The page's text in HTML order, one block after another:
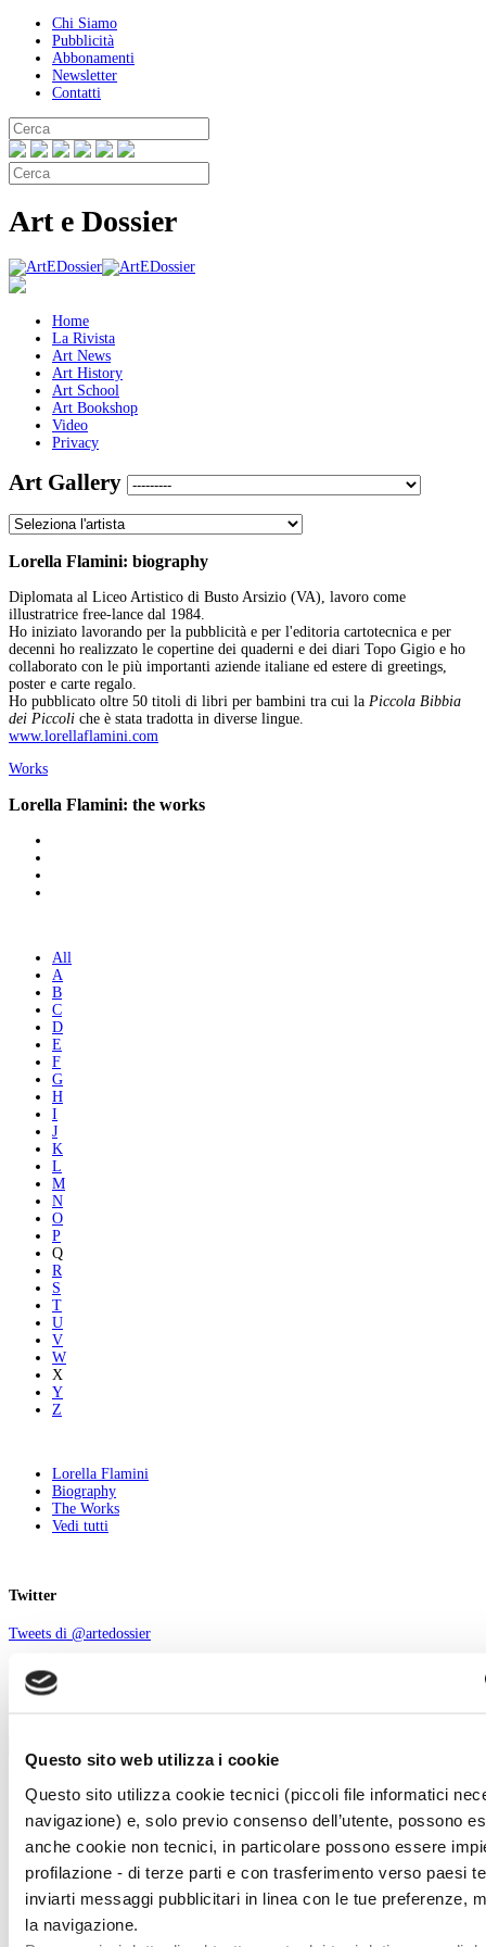
Questo sito web utilizza i cookie
Questo sito utilizza cookie tecnici (piccoli file informatici
navigazione) e, solo previo consenso dell’utente, possono
anche cookie non tecnici, in particolare possono essere
profilazione - di terze parti e con trasferimento verso paesi
inviarti messaggi pubblicitari in linea con le tue preferenze,
la navigazione.
Chi Siamo
Pubblicità
Abbonamenti
Newsletter
Contatti
Art e Dossier
Home
La Rivista
Art News
Art History
Art School
Art Bookshop
Video
Privacy
Art Gallery
Lorella Flamini: biography
Diplomata al Liceo Artistico di Busto Arsizio (VA), lavoro come
illustratrice free-lance dal 1984.
Ho iniziato lavorando per la pubblicità e per l'editoria cartotecnica e per
decenni ho realizzato le copertine dei quaderni e dei diari Topo Gigio e ho
collaborato con le più importanti aziende italiane ed estere di greetings,
poster e carte regalo.
Ho pubblicato oltre 50 titoli di libri per bambini tra cui la Piccola Bibbia
dei Piccoli che è stata tradotta in diverse lingue.
www.lorellaflamini.com
Works
Lorella Flamini: the works
All
A
B
C
D
E
F
G
H
I
J
K
L
M
N
O
P
Q
R
S
T
U
V
W
X
Y
Z
Lorella Flamini
Biography
The Works
Vedi tutti
Twitter
Tweets di @artedossier
Facebook
Chi Siamo
Pubblicità
Abbonamenti
Newsletter
Contatti
Art e dossier
Il numero del mese